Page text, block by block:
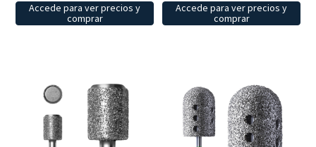
Accede para ver precios y
comprar
Accede para ver precios y
comprar